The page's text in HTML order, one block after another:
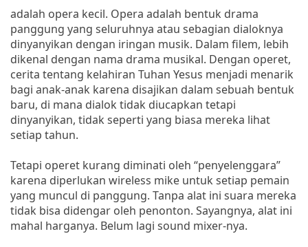
adalah opera kecil. Opera adalah bentuk drama
panggung yang seluruhnya atau sebagian dialoknya
dinyanyikan dengan iringan musik. Dalam filem, lebih
dikenal dengan nama drama musikal. Dengan operet,
cerita tentang kelahiran Tuhan Yesus menjadi menarik
bagi anak-anak karena disajikan dalam sebuah bentuk
baru, di mana dialok tidak diucapkan tetapi
dinyanyikan, tidak seperti yang biasa mereka lihat
setiap tahun.
Tetapi operet kurang diminati oleh “penyelenggara”
karena diperlukan wireless mike untuk setiap pemain
yang muncul di panggung. Tanpa alat ini suara mereka
tidak bisa didengar oleh penonton. Sayangnya, alat ini
mahal harganya. Belum lagi sound mixer-nya.